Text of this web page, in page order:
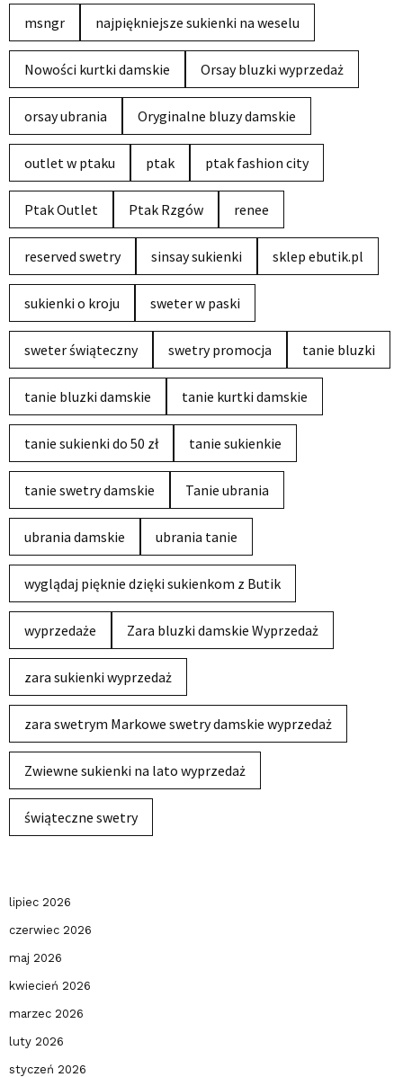
msngr najpiękniejsze sukienki na weselu
Nowości kurtki damskie Orsay bluzki wyprzedaż
orsay ubrania Oryginalne bluzy damskie
outlet w ptaku ptak ptak fashion city
Ptak Outlet Ptak Rzgów renee
reserved swetry sinsay sukienki sklep ebutik.pl
sukienki o kroju sweter w paski
sweter świąteczny swetry promocja tanie bluzki
tanie bluzki damskie tanie kurtki damskie
tanie sukienki do 50 zł tanie sukienkie
tanie swetry damskie Tanie ubrania
ubrania damskie ubrania tanie
wyglądaj pięknie dzięki sukienkom z Butik
wyprzedaże Zara bluzki damskie Wyprzedaż
zara sukienki wyprzedaż
zara swetrym Markowe swetry damskie wyprzedaż
Zwiewne sukienki na lato wyprzedaż
świąteczne swetry
lipiec 2026
czerwiec 2026
maj 2026
kwiecień 2026
marzec 2026
luty 2026
styczeń 2026